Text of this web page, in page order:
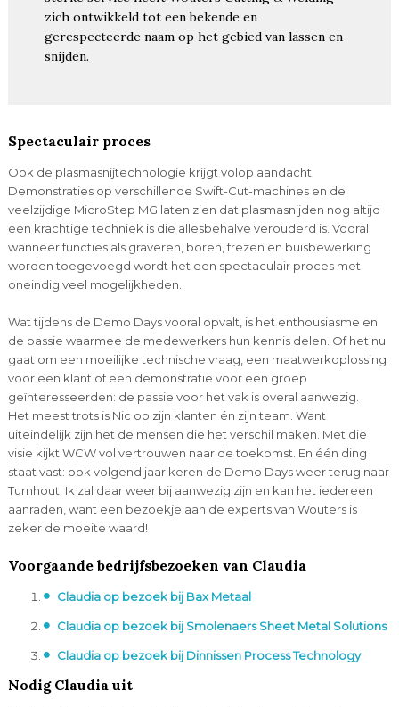
zich ontwikkeld tot een bekende en
gerespecteerde naam op het gebied van lassen en
snijden.
Spectaculair proces
Ook de plasmasnijtechnologie krijgt volop aandacht.
Demonstraties op verschillende Swift-Cut-machines en de
veelzijdige MicroStep MG laten zien dat plasmasnijden nog altijd
een krachtige techniek is die allesbehalve verouderd is. Vooral
wanneer functies als graveren, boren, frezen en buisbewerking
worden toegevoegd wordt het een spectaculair proces met
oneindig veel mogelijkheden.
Wat tijdens de Demo Days vooral opvalt, is het enthousiasme en
de passie waarmee de medewerkers hun kennis delen. Of het nu
gaat om een moeilijke technische vraag, een maatwerkoplossing
voor een klant of een demonstratie voor een groep
geïnteresseerden: de passie voor het vak is overal aanwezig.
Het meest trots is Nic op zijn klanten én zijn team. Want
uiteindelijk zijn het de mensen die het verschil maken. Met die
visie kijkt WCW vol vertrouwen naar de toekomst. En één ding
staat vast: ook volgend jaar keren de Demo Days weer terug naar
Turnhout. Ik zal daar weer bij aanwezig zijn en kan het iedereen
aanraden, want een bezoekje aan de experts van Wouters is
zeker de moeite waard!
Voorgaande bedrijfsbezoeken van Claudia
Claudia op bezoek bij Bax Metaal
Claudia op bezoek bij Smolenaers Sheet Metal Solutions
Claudia op bezoek bij Dinnissen Process Technology
Nodig Claudia uit